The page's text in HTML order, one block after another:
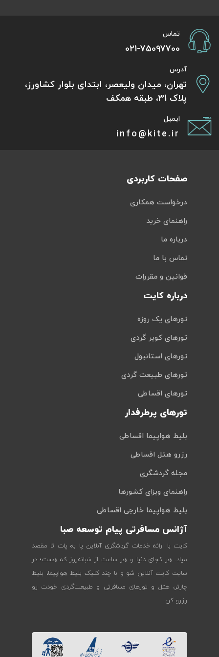
تماس
021-75097700
آدرس
تهران، میدان ولیعصر، ابتدای بلوار کشاورز،
پلاک 31، طبقه همکف
ایمیل
info@kite.ir
صفحات کاربردی
درخواست همکاری
راهنمای خرید
درباره ما
تماس با ما
قوانین و مقررات
درباره کایت
تورهای یک روزه
تورهای کویر گردی
تورهای استانبول
تورهای طبیعت گردی
تورهای اقساطی
تورهای پرطرفدار
بلیط هواپیما اقساطی
رزرو هتل اقساطی
مجله گردشگری
راهنمای ویزای کشورها
بلیط هواپیما خارجی اقساطی
آژانس مسافرتی پیام توسعه صبا
کایت با ارائه خدمات گردشگری آنلاین پا به پات تا مقصد
میاد. هر کجای دنیا و هر ساعت از شبانه‌روز که هست؛ در
سایت کایت آنلاین شو و با چند کلیک بلیط هواپیما، بلیط
چارتر، هتل و تورهای مسافرتی و طبیعت‌گردی خودت رو
رزرو کن.